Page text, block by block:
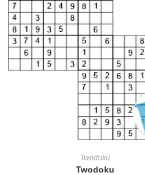
Twodoku
Twodoku